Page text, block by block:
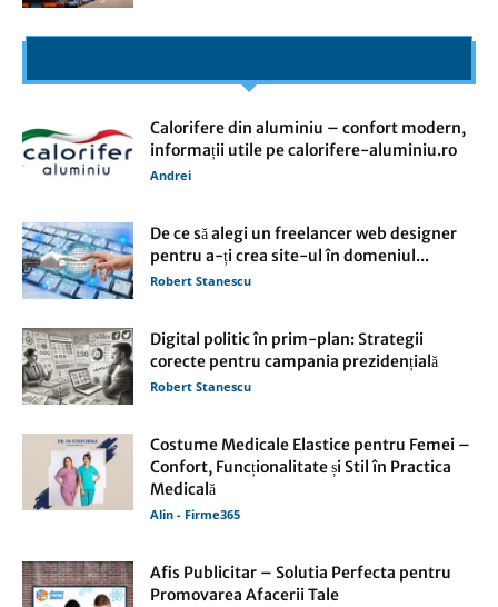
Calorifere din aluminiu – confort modern,
informații utile pe calorifere-aluminiu.ro
Andrei
De ce să alegi un freelancer web designer
pentru a-ți crea site-ul în domeniul...
Robert Stanescu
Digital politic în prim-plan: Strategii
corecte pentru campania prezidențială
Robert Stanescu
Costume Medicale Elastice pentru Femei –
Confort, Funcționalitate și Stil în Practica
Medicală
Alin - Firme365
Afis Publicitar – Solutia Perfecta pentru
Promovarea Afacerii Tale